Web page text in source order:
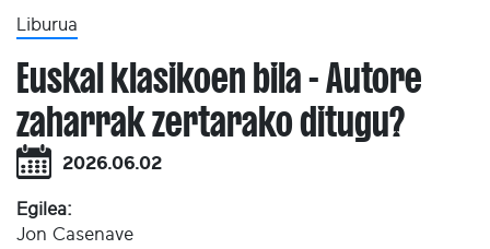
Liburua
Euskal klasikoen bila - Autore
zaharrak zertarako ditugu?
2026.06.02
Egilea:
Jon Casenave